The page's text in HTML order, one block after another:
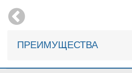
ПРЕИМУЩЕСТВА